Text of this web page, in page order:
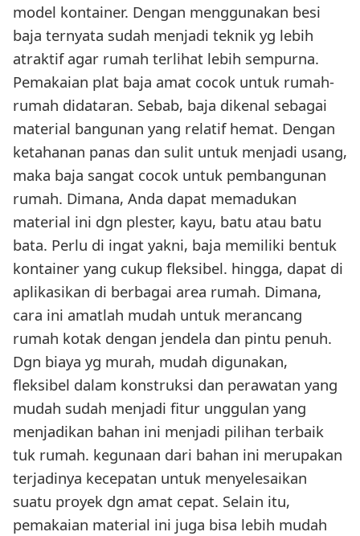
model kontainer. Dengan menggunakan besi
baja ternyata sudah menjadi teknik yg lebih
atraktif agar rumah terlihat lebih sempurna.
Pemakaian plat baja amat cocok untuk rumah-
rumah didataran. Sebab, baja dikenal sebagai
material bangunan yang relatif hemat. Dengan
ketahanan panas dan sulit untuk menjadi usang,
maka baja sangat cocok untuk pembangunan
rumah. Dimana, Anda dapat memadukan
material ini dgn plester, kayu, batu atau batu
bata. Perlu di ingat yakni, baja memiliki bentuk
kontainer yang cukup fleksibel. hingga, dapat di
aplikasikan di berbagai area rumah. Dimana,
cara ini amatlah mudah untuk merancang
rumah kotak dengan jendela dan pintu penuh.
Dgn biaya yg murah, mudah digunakan,
fleksibel dalam konstruksi dan perawatan yang
mudah sudah menjadi fitur unggulan yang
menjadikan bahan ini menjadi pilihan terbaik
tuk rumah. kegunaan dari bahan ini merupakan
terjadinya kecepatan untuk menyelesaikan
suatu proyek dgn amat cepat. Selain itu,
pemakaian material ini juga bisa lebih mudah